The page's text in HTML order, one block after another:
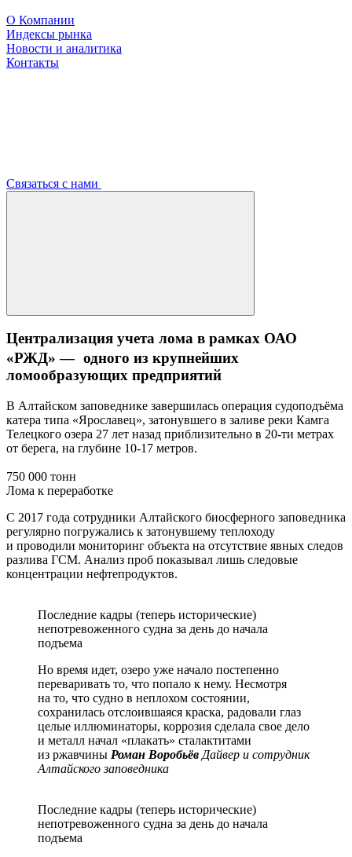
О Компании
Индексы рынка
Новости и аналитика
Контакты
Связаться с нами
Централизация учета лома в рамках ОАО
«РЖД» — одного из крупнейших
ломообразующих предприятий
В Алтайском заповеднике завершилась операция судоподъёма
катера типа «Ярославец», затонувшего в заливе реки Камга
Телецкого озера 27 лет назад приблизительно в 20-ти метрах
от берега, на глубине 10-17 метров.
750 000 тонн
Лома к переработке
С 2017 года сотрудники Алтайского биосферного заповедника
регулярно погружались к затонувшему теплоходу
и проводили мониторинг объекта на отсутствие явных следов
разлива ГСМ. Анализ проб показывал лишь следовые
концентрации нефтепродуктов.
Последние кадры (теперь исторические)
непотревоженного судна за день до начала
подъема
Но время идет, озеро уже начало постепенно
переваривать то, что попало к нему. Несмотря
на то, что судно в неплохом состоянии,
сохранилась отслоившаяся краска, радовали глаз
целые иллюминаторы, коррозия сделала свое дело
и металл начал «плакать» сталактитами
из ржавчины Роман Воробьёв Дайвер и сотрудник
Алтайского заповедника
Последние кадры (теперь исторические)
непотревоженного судна за день до начала
подъема